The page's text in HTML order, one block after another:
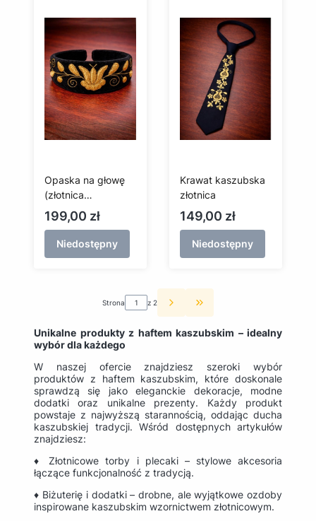
Opaska na głowę
(złotnica
kaszubska)
Cena
199,00 zł
Niedostępny
Krawat kaszubska
złotnica
Cena
149,00 zł
Niedostępny
Strona z 2 Przejdź do ostatniej
Unikalne produkty z haftem kaszubskim – idealny
wybór dla każdego
W naszej ofercie znajdziesz szeroki wybór
produktów z haftem kaszubskim, które doskonale
sprawdzą się jako eleganckie dekoracje, modne
dodatki oraz unikalne prezenty. Każdy produkt
powstaje z najwyższą starannością, oddając ducha
kaszubskiej tradycji. Wśród dostępnych artykułów
znajdziesz:
♦ Złotnicowe torby i plecaki – stylowe akcesoria
łączące funkcjonalność z tradycją.
♦ Biżuterię i dodatki – drobne, ale wyjątkowe ozdoby
inspirowane kaszubskim wzornictwem złotnicowym.